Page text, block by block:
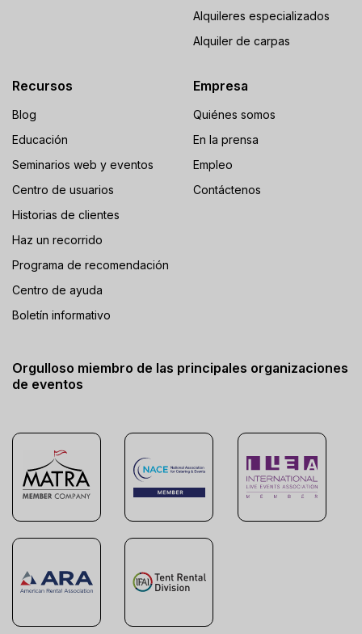
Alquileres especializados
Alquiler de carpas
Recursos
Blog
Educación
Seminarios web y eventos
Centro de usuarios
Historias de clientes
Haz un recorrido
Programa de recomendación
Centro de ayuda
Boletín informativo
Empresa
Quiénes somos
En la prensa
Empleo
Contáctenos
Orgulloso miembro de las principales organizaciones
de eventos